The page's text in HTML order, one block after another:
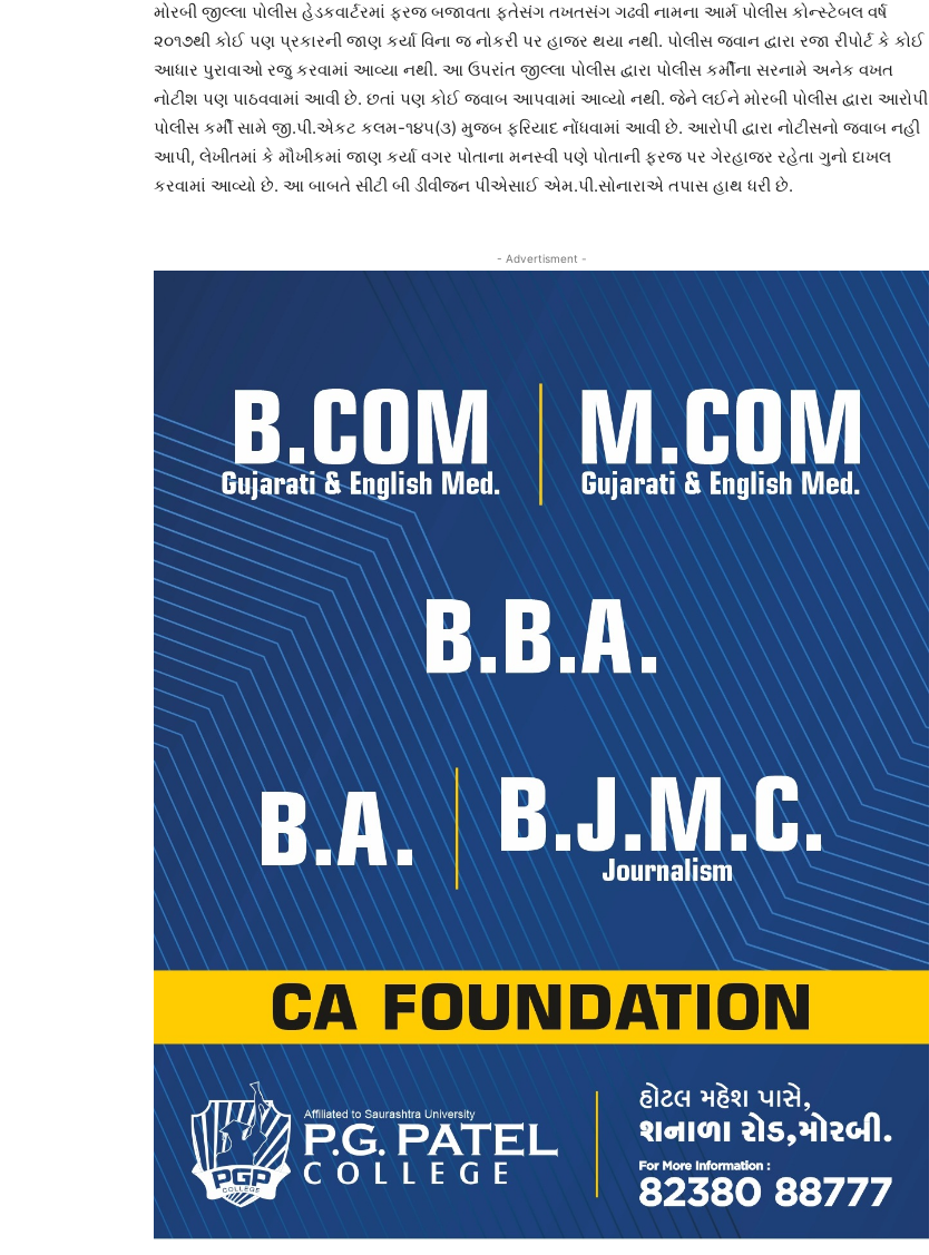
મોરબી જીલ્લા પોલીસ હેડકવાર્ટરમાં ફરજ બજાવતા ફતેસંગ તખતસંગ ગઢવી નામના આર્મ પોલીસ કોન્સ્ટેબલ વર્ષ
૨૦૧૭થી કોઈ પણ પ્રકારની જાણ કર્યા વિના જ નોકરી પર હાજર થયા નથી. પોલીસ જવાન દ્વારા રજા રીપોર્ટ કે કોઈ
આધાર પુરાવાઓ રજુ કરવામાં આવ્યા નથી. આ ઉપરાંત જીલ્લા પોલીસ દ્વારા પોલીસ કર્મીના સરનામે અનેક વખત
નોટીશ પણ પાઠવવામાં આવી છે. છતાં પણ કોઈ જવાબ આપવામાં આવ્યો નથી. જેને લઈને મોરબી પોલીસ દ્વારા આરોપી
પોલીસ કર્મી સામે જી.પી.એકટ કલમ-૧૪૫(૩) મુજબ ફરિયાદ નોંધવામાં આવી છે. આરોપી દ્વારા નોટીસનો જવાબ નહી
આપી, લેખીતમાં કે મૌખીકમાં જાણ કર્યા વગર પોતાના મનસ્વી પણે પોતાની ફરજ પર ગેરહાજર રહેતા ગુનો દાખલ
કરવામાં આવ્યો છે. આ બાબતે સીટી બી ડીવીજન પીએસાઈ એમ.પી.સોનારાએ તપાસ હાથ ધરી છે.
- Advertisment -